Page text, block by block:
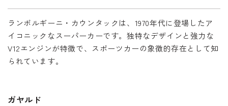
ランボルギーニ・カウンタックは、1970年代に登場したア
イコニックなスーパーカーです。独特なデザインと強力な
V12エンジンが特徴で、スポーツカーの象徴的存在として知
られています。
ガヤルド